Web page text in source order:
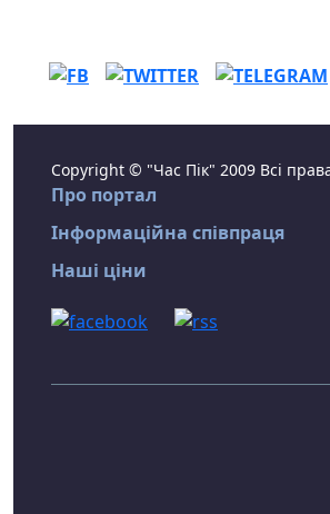
Copyright © "Час Пік" 2009 Всі
Про портал
Інформаційна співпраця
Наші ціни